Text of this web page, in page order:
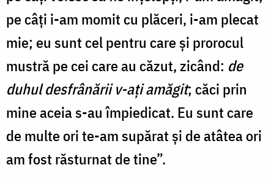
pe câți i-am momit cu plăceri, i-am ple­cat
mie; eu sunt cel pentru care și prorocul
mustră pe cei care au căzut, zicând: de
duhul desfrânării v-ați amăgit; căci prin
mine aceia s-au împiedicat. Eu sunt care
de multe ori te-am supărat și de atâtea ori
am fost răsturnat de tine”.